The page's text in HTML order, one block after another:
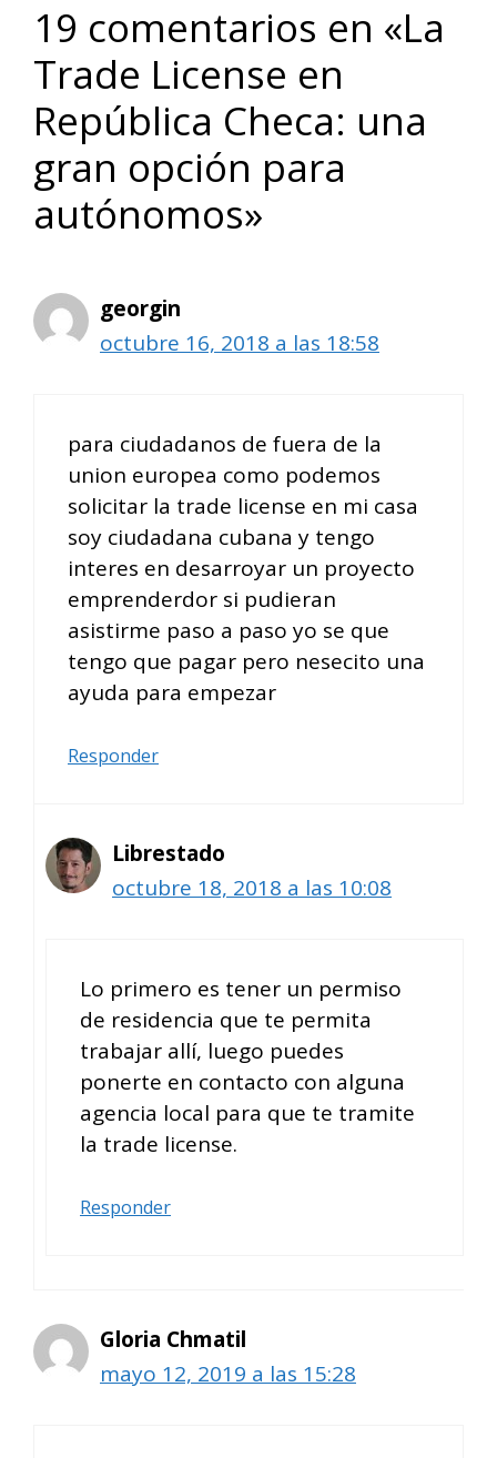
19 comentarios en «La
Trade License en
República Checa: una
gran opción para
autónomos»
georgin
octubre 16, 2018 a las 18:58
para ciudadanos de fuera de la
union europea como podemos
solicitar la trade license en mi casa
soy ciudadana cubana y tengo
interes en desarroyar un proyecto
emprenderdor si pudieran
asistirme paso a paso yo se que
tengo que pagar pero nesecito una
ayuda para empezar
Responder
Librestado
octubre 18, 2018 a las 10:08
Lo primero es tener un permiso
de residencia que te permita
trabajar allí, luego puedes
ponerte en contacto con alguna
agencia local para que te tramite
la trade license.
Responder
Gloria Chmatil
mayo 12, 2019 a las 15:28